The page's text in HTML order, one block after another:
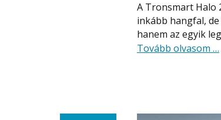
A Tronsmart Halo
inkább hangfal,
hanem az egyik
Tovább olvasom …